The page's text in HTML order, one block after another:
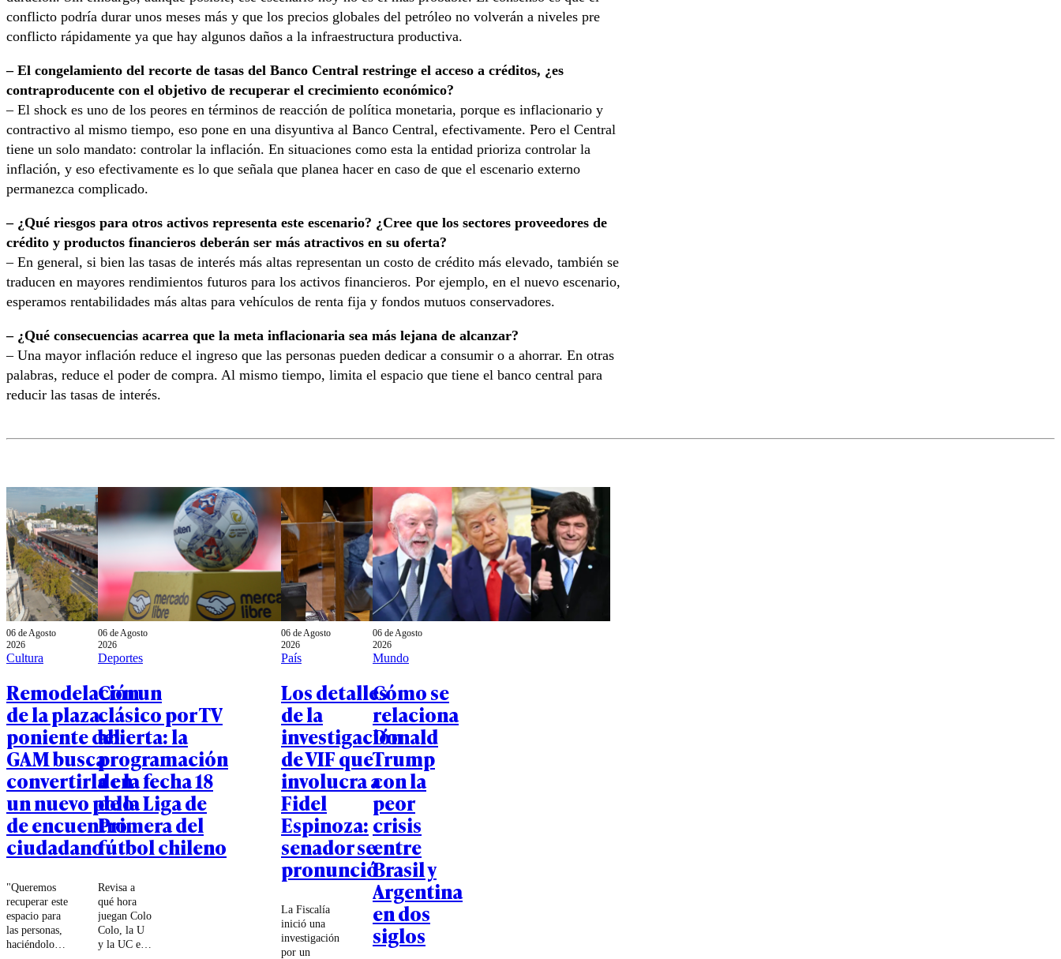
conflicto podría durar unos meses más y que los precios globales del petróleo no volverán a niveles pre
conflicto rápidamente ya que hay algunos daños a la infraestructura productiva.
– El congelamiento del recorte de tasas del Banco Central restringe el acceso a créditos, ¿es
contraproducente con el objetivo de recuperar el crecimiento económico?
– El shock es uno de los peores en términos de reacción de política monetaria, porque es inflacionario y
contractivo al mismo tiempo, eso pone en una disyuntiva al Banco Central, efectivamente. Pero el Central
tiene un solo mandato: controlar la inflación. En situaciones como esta la entidad prioriza controlar la
inflación, y eso efectivamente es lo que señala que planea hacer en caso de que el escenario externo
permanezca complicado.
– ¿Qué riesgos para otros activos representa este escenario? ¿Cree que los sectores proveedores de
crédito y productos financieros deberán ser más atractivos en su oferta?
– En general, si bien las tasas de interés más altas representan un costo de crédito más elevado, también se
traducen en mayores rendimientos futuros para los activos financieros. Por ejemplo, en el nuevo escenario,
esperamos rentabilidades más altas para vehículos de renta fija y fondos mutuos conservadores.
– ¿Qué consecuencias acarrea que la meta inflacionaria sea más lejana de alcanzar?
– Una mayor inflación reduce el ingreso que las personas pueden dedicar a consumir o a ahorrar. En otras
palabras, reduce el poder de compra. Al mismo tiempo, limita el espacio que tiene el banco central para
reducir las tasas de interés.
06 de Agosto
2026
Cultura
Remodelación
de la plaza
poniente del
GAM busca
convertirla en
un nuevo polo
de encuentro
ciudadano
"Queremos
recuperar este
espacio para
las personas,
haciéndolo
06 de Agosto
2026
Deportes
Con un
clásico por TV
abierta: la
programación
de la fecha 18
de la Liga de
Primera del
fútbol chileno
Revisa a
qué hora
juegan Colo
Colo, la U
y la UC en
06 de Agosto
2026
País
Los detalles
de la
investigación
de VIF que
involucra a
Fidel
Espinoza:
senador se
pronunció
La Fiscalía
inició una
investigación
por un
06 de Agosto
2026
Mundo
Cómo se
relaciona
Donald
Trump
con la
peor
crisis
entre
Brasil y
Argentina
en dos
siglos